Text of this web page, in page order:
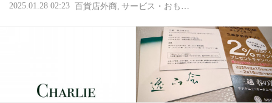
2025.01.28 02:23 百貨店外商 サービス・おもてなし